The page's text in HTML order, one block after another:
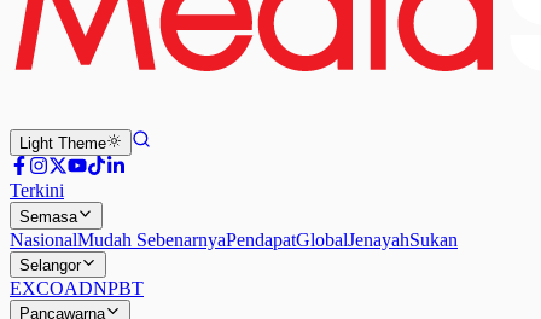
Light Theme
Terkini
Semasa
NasionalMudah SebenarnyaPendapatGlobalJenayahSukan
Selangor
EXCOADNPBT
Pancawarna